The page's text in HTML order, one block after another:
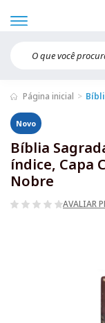
Página inicial
Novo
Bíblia
índice, Capa
Nobre
AVALIAR